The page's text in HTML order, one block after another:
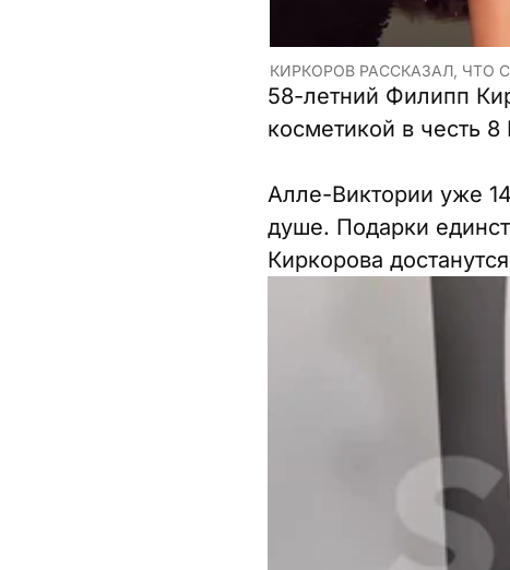
КИРКОРОВ РАССКАЗАЛ, ЧТО
58-летний Филипп
косметикой в честь 8
Алле-Виктории уже
душе. Подарки
Киркорова